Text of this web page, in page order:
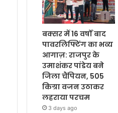
बक्सर में 16 वर्षों बाद
पावरलिफ्टिंग का भव्य
आगाज़: राजपुर के
उमाशंकर पांडेय बने
जिला चैंपियन, 505
किग्रा वजन उठाकर
लहराया परचम
3 days ago